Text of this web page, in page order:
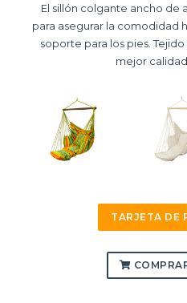
El sillón colgante ancho de
para asegurar la comodidad
soporte para los pies.
mejor calidad.
TARJETA DE